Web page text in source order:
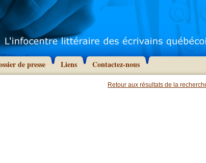
de presse Liens Contactez-nous
Retour aux résultats de la